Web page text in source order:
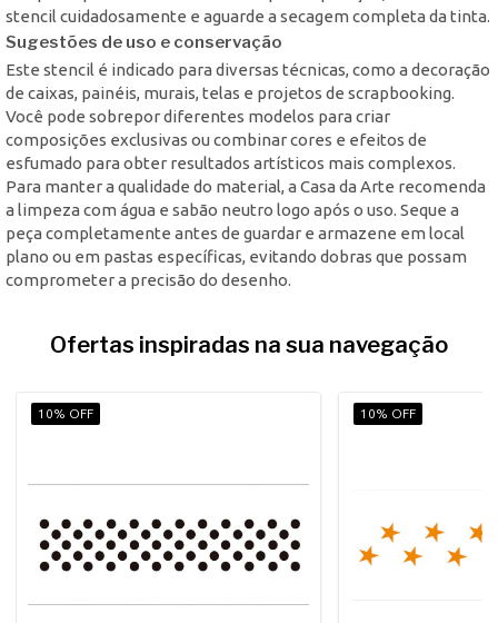
stencil cuidadosamente e aguarde a secagem completa da tinta.
Sugestões de uso e conservação
Este stencil é indicado para diversas técnicas, como a decoração
de caixas, painéis, murais, telas e projetos de scrapbooking.
Você pode sobrepor diferentes modelos para criar
composições exclusivas ou combinar cores e efeitos de
esfumado para obter resultados artísticos mais complexos.
Para manter a qualidade do material, a Casa da Arte recomenda
a limpeza com água e sabão neutro logo após o uso. Seque a
peça completamente antes de guardar e armazene em local
plano ou em pastas específicas, evitando dobras que possam
comprometer a precisão do desenho.
Ofertas inspiradas na sua navegação
10% OFF 10% OFF